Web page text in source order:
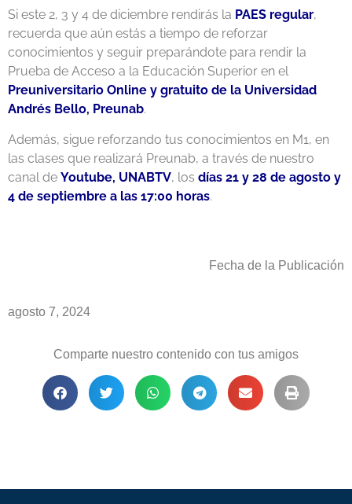
Si este 2, 3 y 4 de diciembre rendirás la PAES regular,
recuerda que aún estás a tiempo de reforzar
conocimientos y seguir preparándote para rendir la
Prueba de Acceso a la Educación Superior en el
Preuniversitario Online y gratuito de la Universidad
Andrés Bello, Preunab.
Además, sigue reforzando tus conocimientos en M1, en
las clases que realizará Preunab, a través de nuestro
canal de Youtube, UNABTV, los días 21 y 28 de agosto y
4 de septiembre a las 17:00 horas.
Fecha de la Publicación
agosto 7, 2024
Comparte nuestro contenido con tus amigos